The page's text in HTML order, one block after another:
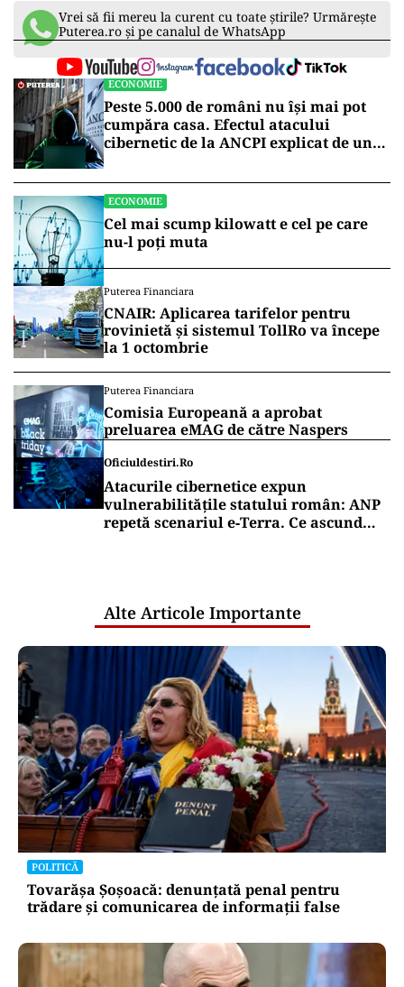
Vrei să fii mereu la curent cu toate știrile? Urmărește
Puterea.ro și pe canalul de WhatsApp
ECONOMIE
Peste 5.000 de români nu își mai pot
cumpăra casa. Efectul atacului
cibernetic de la ANCPI explicat de un
ECONOMIE
Cel mai scump kilowatt e cel pe care
nu-l poți muta
Puterea Financiara
CNAIR: Aplicarea tarifelor pentru
rovinietă și sistemul TollRo va începe
la 1 octombrie
Puterea Financiara
Comisia Europeană a aprobat
preluarea eMAG de către Naspers
Oficiuldestiri.ro
Atacurile cibernetice expun
vulnerabilitățile statului român: ANP
repetă scenariul e‑Terra. Ce ascund
Alte Articole Importante
POLITICĂ
Tovarășa Șoșoacă: denunțată penal pentru
trădare și comunicarea de informații false